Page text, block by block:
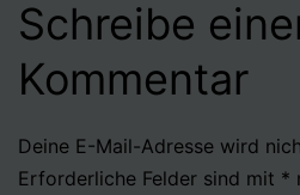
Schreibe
Kommentar
Deine E-Mail-Adresse wird
Erforderliche Felder sind mit *